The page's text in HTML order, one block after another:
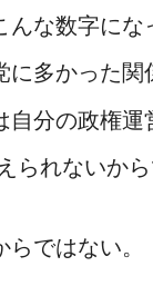
んな数字にな
多かった
自分の政権
ないからで
らではな